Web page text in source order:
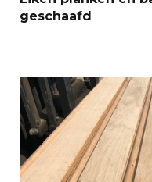
geschaafd